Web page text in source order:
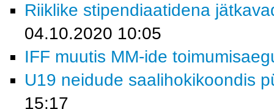
Riiklike stipendiaatidena
04.10.2020 10:05
IFF muutis MM-ide
U19 neidude saalihokikoondis
15:17